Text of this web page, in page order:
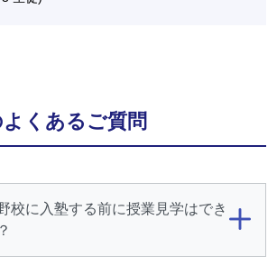
くあるご質問
校に入塾する前に授業見学はでき